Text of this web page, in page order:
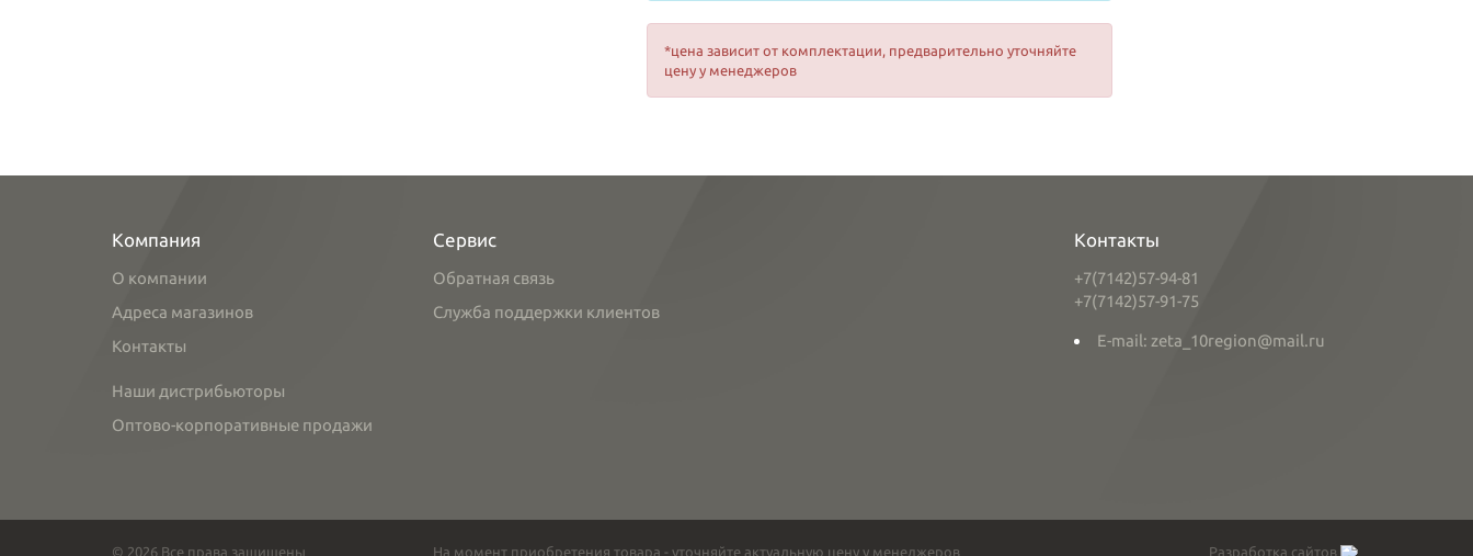
*цена зависит от комплектации, предварительно уточняйте
цену у менеджеров
Компания
О компании
Адреса магазинов
Контакты
Наши дистрибьюторы
Оптово-корпоративные продажи
Сервис
Обратная связь
Служба поддержки клиентов
Контакты
+7(7142)57-94-81
+7(7142)57-91-75
E-mail: zeta_10region@mail.ru
© 2026 Все права защищены На момент приобретения товара - уточняйте актуальную цену у менеджеров Разработка сайтов